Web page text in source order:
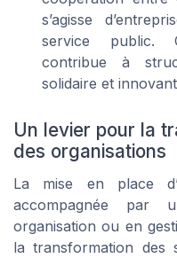
s’agisse
service public.
contribue à
solidaire et
Un levier pour la
des organisations
La mise en place
accompagnée par
organisation ou en
la transformation des